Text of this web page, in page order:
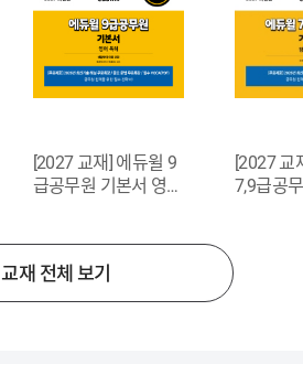
[2027 교재] 에듀윌 9
급공무원 기본서 영어
[2027 교
7,9급공
교재 전체 보기